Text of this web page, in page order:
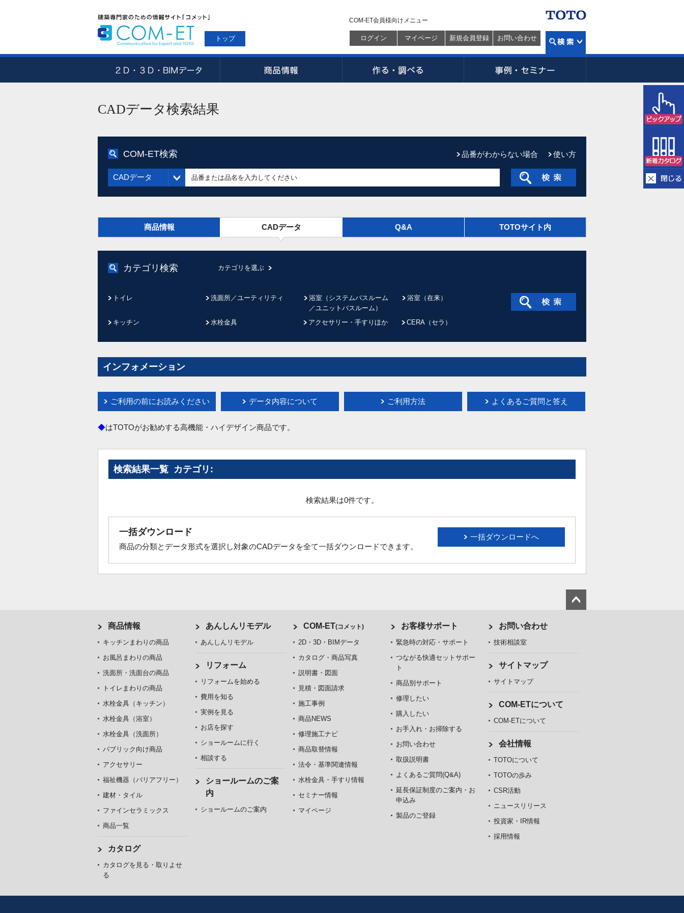
トップ
COM-ET会員様向けメニュー
ログイン マイページ 新規会員登録 お問い合わせ
CADデータ検索結果
COM-ET検索 使い方
品番がわからない場合
CADデータ
商品情報 CADデータ Q&A TOTOサイト内
カテゴリ検索 カテゴリを選ぶ
トイレ 洗面所／ユーティリティ
浴室（システムバスルーム
／ユニットバスルーム）
浴室（在来）
キッチン 水栓金具 アクセサリー・手すりほか CERA（セラ）
インフォメーション
ご利用の前にお読みください データ内容について ご利用方法 よくあるご質問と答え
◆はTOTOがお勧めする高機能・ハイデザイン商品です。
検索結果一覧 カテゴリ:
検索結果は0件です。
一括ダウンロードへ
一括ダウンロード
商品の分類とデータ形式を選択し対象のCADデータを全て一括ダウンロードできます。
商品情報
キッチンまわりの商品
お風呂まわりの商品
洗面所・洗面台の商品
トイレまわりの商品
水栓金具（キッチン）
水栓金具（浴室）
水栓金具（洗面所）
パブリック向け商品
アクセサリー
福祉機器（バリアフリー）
建材・タイル
ファインセラミックス
商品一覧
カタログ
カタログを見る・取りよせ
る
あんしんリモデル
あんしんリモデル
リフォーム
リフォームを始める
費用を知る
実例を見る
お店を探す
ショールームに行く
相談する
ショールームのご案
内
ショールームのご案内
COM-ET(コメット)
2D・3D・BIMデータ
カタログ・商品写真
説明書・図面
見積・図面請求
施工事例
商品NEWS
修理施工ナビ
商品取替情報
法令・基準関連情報
水栓金具・手すり情報
セミナー情報
マイページ
お客様サポート
緊急時の対応・サポート
つながる快適セットサポー
ト
商品別サポート
修理したい
購入したい
お手入れ・お掃除する
お問い合わせ
取扱説明書
よくあるご質問(Q&A)
延長保証制度のご案内・お
申込み
製品のご登録
お問い合わせ
技術相談室
サイトマップ
サイトマップ
COM-ETについて
COM-ETについて
会社情報
TOTOについて
TOTOの歩み
CSR活動
ニュースリリース
投資家・IR情報
採用情報